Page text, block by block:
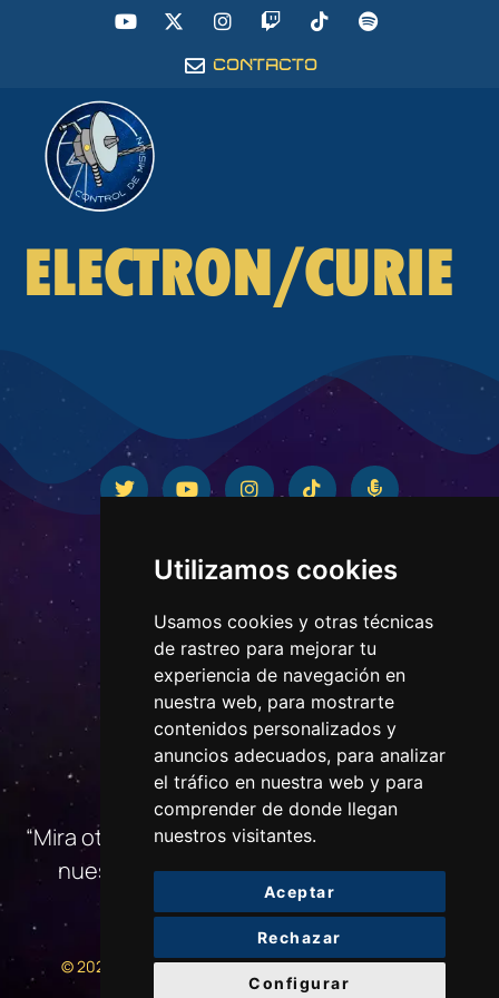
Utilizamos cookies
Usamos cookies y otras técnicas
de rastreo para mejorar tu
experiencia de navegación en
nuestra web, para mostrarte
contenidos personalizados y
anuncios adecuados, para analizar
el tráfico en nuestra web y para
comprender de donde llegan
nuestros visitantes.
Aceptar
Rechazar
Configurar
CONTACTO
ELECTRON/CURIE
CONTACTO
“Mira otra vez ese punto. Eso es aquí. Ese es
nuestro hogar. Eso somos nosotros…»
© 2025 CONTROL DE MISIÓN|POWERED BY:SVG